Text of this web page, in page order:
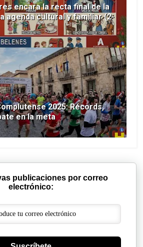
encara la recta final de la
agenda cultural y familiar (2-
2025: Récords,
en la meta
publicaciones por correo
electrónico: